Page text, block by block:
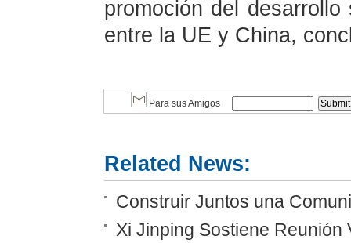
promoción del
entre la UE y China,
Para sus Amigos
Related News:
Construir Juntos una
Xi Jinping Sostiene Reunión